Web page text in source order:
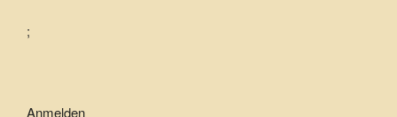
;
Anmelden